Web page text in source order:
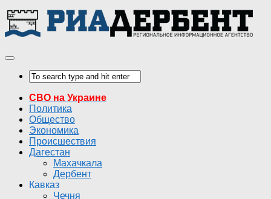
СВО на Украине
Политика
Общество
Экономика
Происшествия
Дагестан
Махачкала
Дербент
Кавказ
Чечня